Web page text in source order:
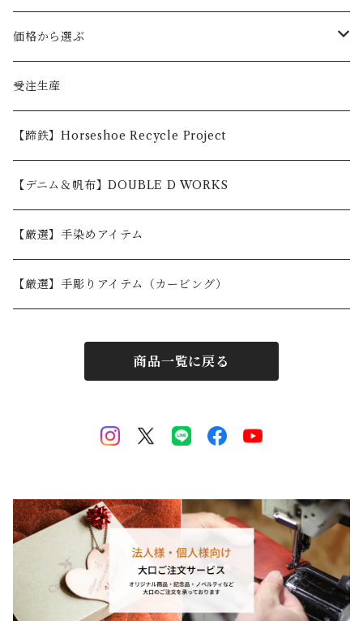
価格から選ぶ
〜5,000円
5,001〜10,000円
10,001〜30,000円
30,001円〜
受注生産
【蹄鉄】Horseshoe Recycle Project
【デニム＆帆布】DOUBLE D WORKS
【厳選】手染めアイテム
【厳選】手彫りアイテム（カービング）
商品一覧に戻る